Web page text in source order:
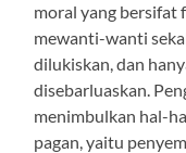
moral yang bersifat
mewanti-wanti
dilukiskan, dan
disebarluaskan.
menimbulkan hal-
pagan, yaitu